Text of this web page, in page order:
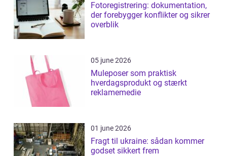
Fotoregistrering: dokumentation,
der forebygger konflikter og sikrer
overblik
05 june 2026
Muleposer som praktisk
hverdagsprodukt og stærkt
reklamemedie
01 june 2026
Fragt til ukraine: sådan kommer
godset sikkert frem